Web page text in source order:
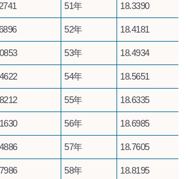
51年 18.3390
52年 18.4181
53年 18.4934
54年 18.5651
55年 18.6335
56年 18.6985
57年 18.7605
58年 18.8195